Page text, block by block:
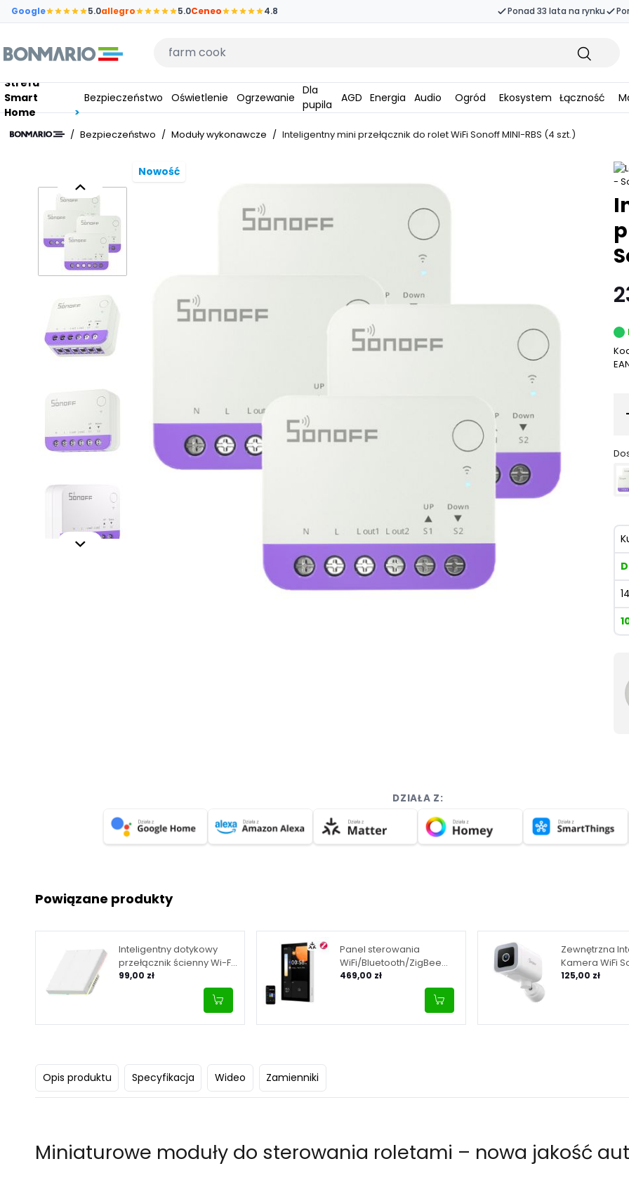
Przejdź do głównej zawartości strony
Google 5.0allegro 5.0Ceneo 4.8 Ponad 33 lata na rynku
Wpisz czego szukasz
Strefa
Smart
Home
Bezpieczeństwo Oświetlenie Ogrzewanie
Dla
pupila
AGD Energia Audio Ogród Ekosystem Łączność
/ Bezpieczeństwo / Moduły wykonawcze / Inteligentny mini przełącznik do rolet WiFi Sonoff MINI-RBS (4 szt.)
DZIAŁA Z:
Powiązane produkty
Inteligentny dotykowy
przełącznik ścienny Wi-Fi
Sonoff TX T5 3C – 3-
99,00 zł
Panel sterowania
WiFi/Bluetooth/ZigBee
Matter SONOFF NSPanel
469,00 zł
Zewnętrzna
Kamera WiFi
B1P 2K
125,00 zł
Opis produktu Specyfikacja Wideo Zamienniki
Miniaturowe moduły do sterowania roletami – nowa jakość
Nowość